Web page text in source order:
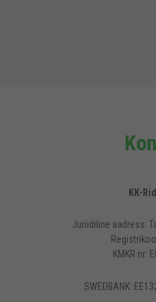
KK-
Juriidiline aadress:
KMKR nr:
SWEDBANK: